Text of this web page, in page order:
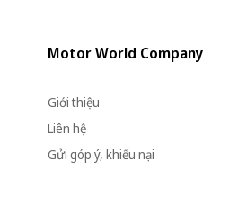
Motor World Company
Giới thiệu
Liên hệ
Gửi góp ý, khiếu nại